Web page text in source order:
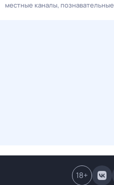
местные каналы познавательные
18+